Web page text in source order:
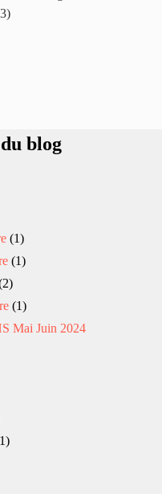
blog
(1)
(1)
(1)
Mai Juin 2024